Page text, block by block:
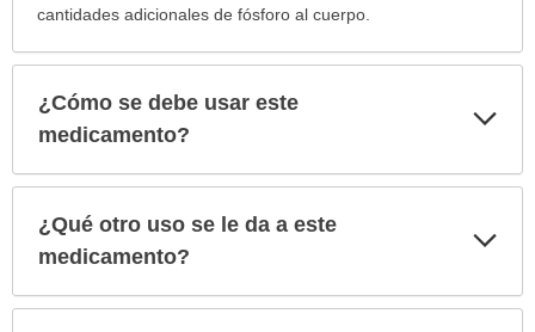
este
medicamento?
sido
cantidades adicionales de fósforo al cuerpo.
¿Cómo se debe usar este
medicamento?
¿Qué otro uso se le da a este
medicamento?